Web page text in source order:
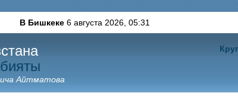
В Бишкеке6 августа 2026, 05:31
Айтматова